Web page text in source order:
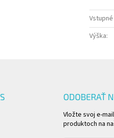
Výška:
ODOBERAŤ
Vložte svoj e-
produktoch na